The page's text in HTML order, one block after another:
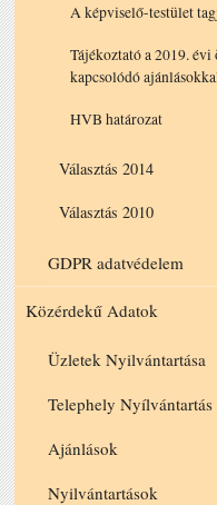
A képviselő-testület
Tájékoztató a 2019.
kapcsolódó
HVB határozat
Választás 2014
Választás 2010
GDPR adatvédelem
Közérdekű Adatok
Üzletek Nyilvántartása
Telephely Nyílvántartás
Ajánlások
Nyilvántartások